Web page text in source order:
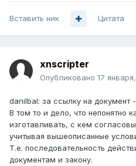
Вставить ник Цитата
xnscripter
Опубликовано 17
danilbal: за ссылку на документ
В том то и дело, что непонятно
изготавливать, с кем
учитывая вышеописанные
Т.е. последовательность
документам и закону.